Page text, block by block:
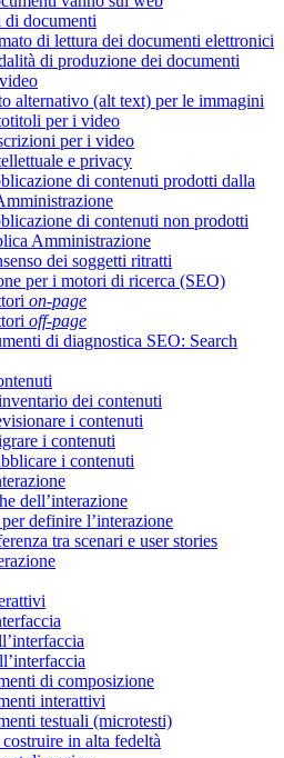
documenti
di lettura dei documenti elettronici
di produzione dei documenti
alternativo (alt text) per le immagini
per i video
per i video
e privacy
di contenuti prodotti dalla
di contenuti non prodotti
Amministrazione
dei soggetti ritratti
per i motori di ricerca (SEO)
on-page
off-page
di diagnostica SEO: Search
dei contenuti
i contenuti
i contenuti
i contenuti
dell’interazione
definire l’interazione
tra scenari e user stories
di composizione
interattivi
testuali (microtesti)
in alta fedeltà